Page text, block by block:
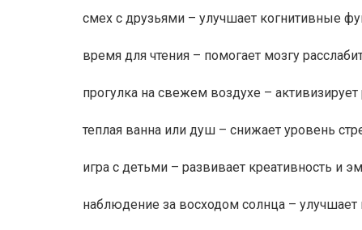
смех с друзьями – улучшает когнитивные
время для чтения – помогает мозгу
прогулка на свежем воздухе –
теплая ванна или душ – снижает уровень
игра с детьми – развивает креативность и
наблюдение за восходом солнца –